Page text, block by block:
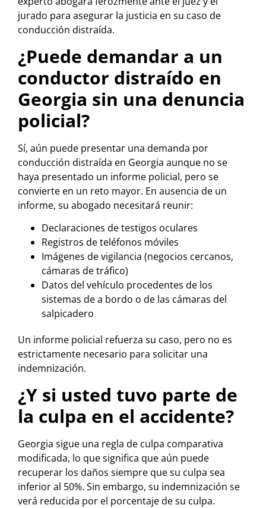
jurado para asegurar la justicia en su caso de
conducción distraída.
¿Puede demandar a un
conductor distraído en
Georgia sin una denuncia
policial?
Sí, aún puede presentar una demanda por
conducción distraída en Georgia aunque no se
haya presentado un informe policial, pero se
convierte en un reto mayor. En ausencia de un
informe, su abogado necesitará reunir:
Declaraciones de testigos oculares
Registros de teléfonos móviles
Imágenes de vigilancia (negocios cercanos,
cámaras de tráfico)
Datos del vehículo procedentes de los
sistemas de a bordo o de las cámaras del
salpicadero
Un informe policial refuerza su caso, pero no es
estrictamente necesario para solicitar una
indemnización.
¿Y si usted tuvo parte de
la culpa en el accidente?
Georgia sigue una regla de culpa comparativa
modificada, lo que significa que aún puede
recuperar los daños siempre que su culpa sea
inferior al 50%. Sin embargo, su indemnización se
verá reducida por el porcentaje de su culpa.